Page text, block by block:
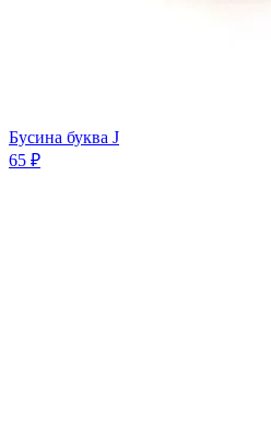
Бусина буква J
65 ₽